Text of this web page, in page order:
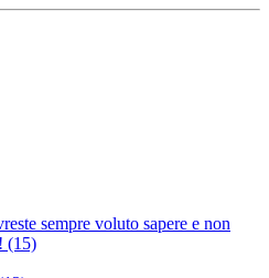
sempre voluto sapere e non
(15)